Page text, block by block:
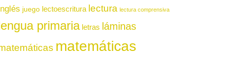
juego lectoescritura lectura lectura comprensiva
primaria letras láminas
matemáticas